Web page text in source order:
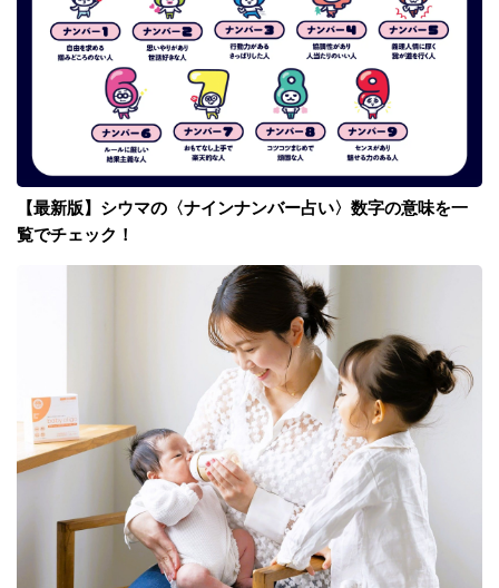
【最新版】シウマの〈ナインナンバー占い〉数字の意味を一
覧でチェック！